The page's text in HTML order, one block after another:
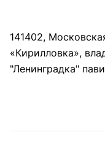
141402,
«Кирилловка»,
"Ленинградка"